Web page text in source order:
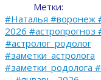
Метки:
#Наталья #воронеж
2026 #астропрогноз
#астролог_родолог
#заметки_астролога
#заметки_родолога